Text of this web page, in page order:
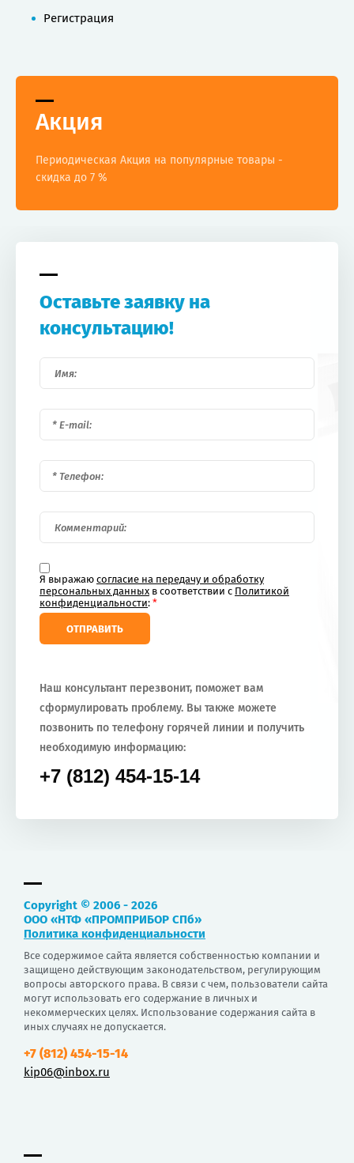
Регистрация
Акция
Периодическая Акция на популярные товары -
скидка до 7 %
Оставьте заявку на
консультацию!
Я выражаю согласие на передачу и обработку
персональных данных в соответствии с Политикой
конфиденциальности: *
ОТПРАВИТЬ
Наш консультант перезвонит, поможет вам
сформулировать проблему. Вы также можете
позвонить по телефону горячей линии и получить
необходимую информацию:
+7 (812) 454-15-14
Copyright © 2006 - 2026
ООО «НТФ «ПРОМПРИБОР СПб»
Политика конфиденциальности
Все содержимое сайта является собственностью компании и
защищено действующим законодательством, регулирующим
вопросы авторского права. В связи с чем, пользователи сайта
могут использовать его содержание в личных и
некоммерческих целях. Использование содержания сайта в
иных случаях не допускается.
+7 (812) 454-15-14
kip06@inbox.ru